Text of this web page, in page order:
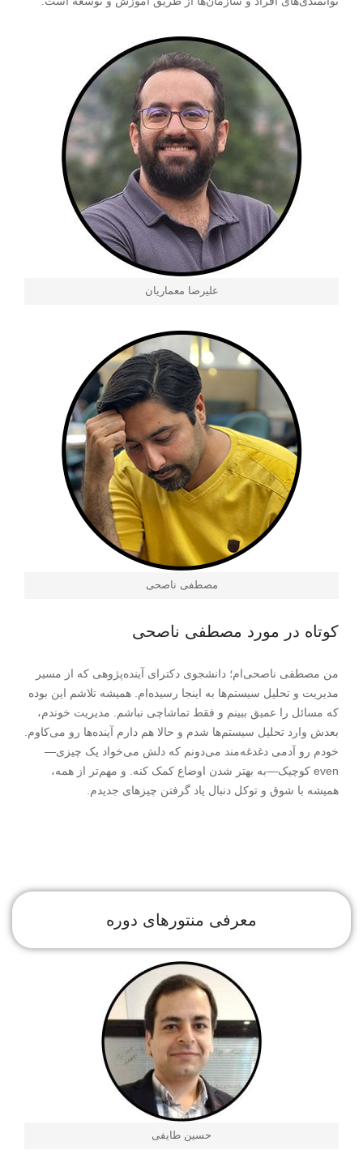
علیرضا معماریان
مصطفی ناصحی
کوتاه در مورد مصطفی ناصحی
من مصطفی ناصحی‌ام؛ دانشجوی دکترای آینده‌پژوهی که از مسیر
مدیریت و تحلیل سیستم‌ها به اینجا رسیده‌ام. همیشه تلاشم این بوده
که مسائل را عمیق ببینم و فقط تماشاچی نباشم. مدیریت خوندم،
بعدش وارد تحلیل سیستم‌ها شدم و حالا هم دارم آینده‌ها رو می‌کاوم.
خودم رو آدمی دغدغه‌مند می‌دونم که دلش می‌خواد یک چیزی—
even کوچیک—به بهتر شدن اوضاع کمک کنه. و مهم‌تر از همه،
همیشه با شوق و توکل دنبال یاد گرفتن چیزهای جدیدم.
معرفی منتورهای دوره
حسین طایفی